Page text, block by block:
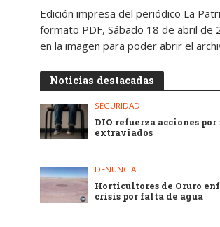
Edición impresa del periódico La
formato PDF, Sábado 18 de abril de
en la imagen para poder abrir el
Noticias destacadas
SEGURIDAD
DIO refuerza acciones por
extraviados
DENUNCIA
Horticultores de Oruro
crisis por falta de agua